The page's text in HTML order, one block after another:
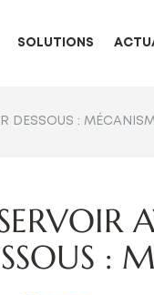
SOLUTIONS
DESSOUS :
: